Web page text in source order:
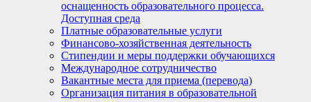
оснащенность образовательного процесса.
Доступная среда
Платные образовательные услуги
Финансово-хозяйственная деятельность
Стипендии и меры поддержки обучающихся
Международное сотрудничество
Вакантные места для приема (перевода)
Организация питания в образовательной